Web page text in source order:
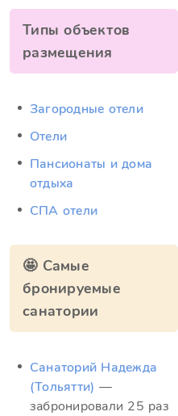
Типы объектов
размещения
Загородные отели
Отели
Пансионаты и дома
отдыха
СПА отели
🤩 Самые
бронируемые
санатории
Санаторий Надежда
(Тольятти) —
забронировали 25 раз